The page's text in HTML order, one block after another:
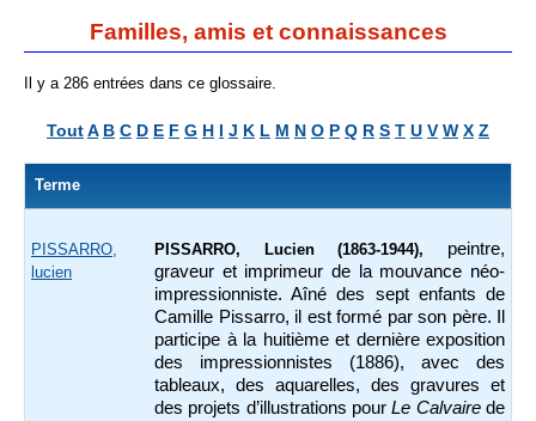
Familles, amis et connaissances
Il y a 286 entrées dans ce glossaire.
ToutA B C D E F G H I J K L M N O P Q R S T U V W X Z
Terme
PISSARRO,
lucien
PISSARRO, Lucien (1863-1944),
peintre,
graveur et imprimeur de la mouvance néo-
impressionniste. Aîné des sept enfants de
Camille Pissarro, il est formé par son père. Il
participe à la huitième et dernière exposition
des impressionnistes (1886), avec des
tableaux, des aquarelles, des gravures et
des projets d’illustrations pourLe Calvairede